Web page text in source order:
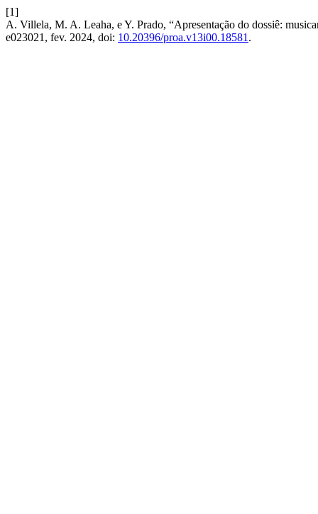
[1]
A. Villela, M. A. Leaha, e Y. Prado, “Apresentação do dossiê:
e023021, fev. 2024, doi: 10.20396/proa.v13i00.18581 .